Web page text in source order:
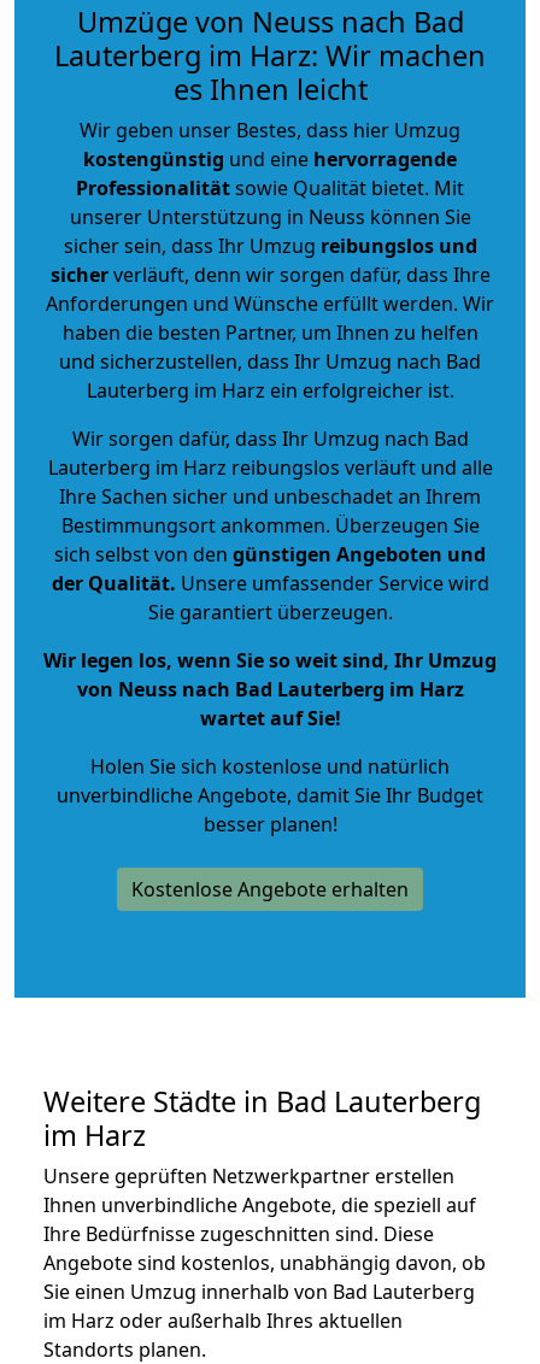
Umzüge von Neuss nach Bad
Lauterberg im Harz: Wir machen
es Ihnen leicht
Wir geben unser Bestes, dass hier Umzug
kostengünstig und eine hervorragende
Professionalitätsowie Qualität bietet. Mit
unserer Unterstützung in Neuss können Sie
sicher sein, dass Ihr Umzug reibungslos und
sicherverläuft, denn wir sorgen dafür, dass Ihre
Anforderungen und Wünsche erfüllt werden. Wir
haben die besten Partner, um Ihnen zu helfen
und sicherzustellen, dass Ihr Umzug nach Bad
Lauterberg im Harz ein erfolgreicher ist.
Wir sorgen dafür, dass Ihr Umzug nach Bad
Lauterberg im Harz reibungslos verläuft und alle
Ihre Sachen sicher und unbeschadet an Ihrem
Bestimmungsort ankommen. Überzeugen Sie
sich selbst von den günstigen Angeboten und
der Qualität. Unsere umfassender Service wird
Sie garantiert überzeugen.
Wir legen los, wenn Sie so weit sind, Ihr Umzug
von Neuss nach Bad Lauterberg im Harz
wartet auf Sie!
Holen Sie sich kostenlose und natürlich
unverbindliche Angebote, damit Sie Ihr Budget
besser planen!
Kostenlose Angebote erhalten
Weitere Städte in Bad Lauterberg
im Harz
Unsere geprüften Netzwerkpartner erstellen
Ihnen unverbindliche Angebote, die speziell auf
Ihre Bedürfnisse zugeschnitten sind. Diese
Angebote sind kostenlos, unabhängig davon, ob
Sie einen Umzug innerhalb von Bad Lauterberg
im Harz oder außerhalb Ihres aktuellen
Standorts planen.